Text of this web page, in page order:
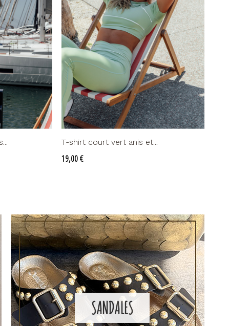
T-shirt court vert anis et...
Prix
19,00 €
SANDALES